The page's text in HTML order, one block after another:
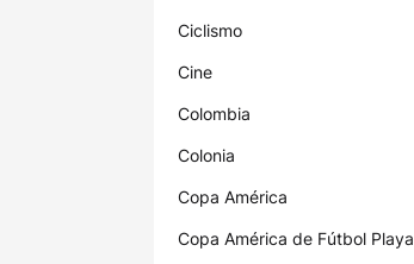
Ciclismo
Cine
Colombia
Colonia
Copa América
Copa América de Fútbol Playa